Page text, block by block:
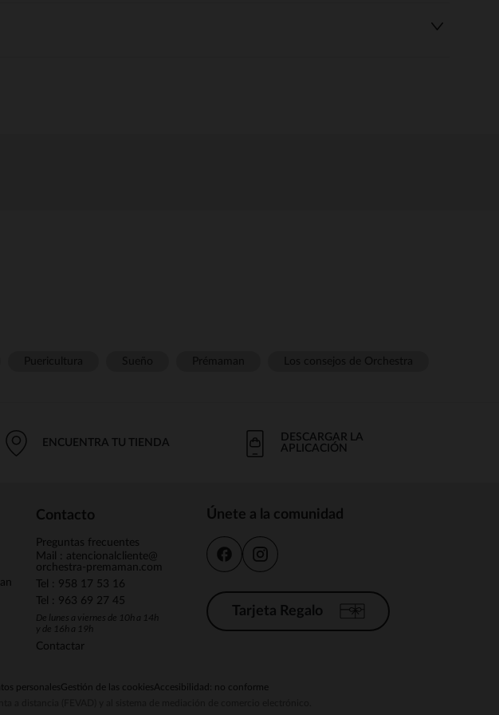
ENCUENTRA TU TIENDA
DESCARGAR LA
APLICACIÓN
Contacto
Preguntas frecuentes
Mail : atencionalcliente@
orchestra-premaman.com
Tel : 958 17 53 16
Tel : 963 69 27 45
De lunes a viernes de 10h a 14h
y de 16h a 19h
Contactar
Únete a la comunidad
Tarjeta Regalo
personalesGestión de las cookiesAccesibilidad: no conforme